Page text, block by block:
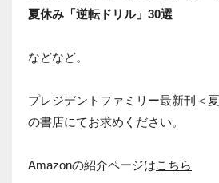
夏休み「逆転ドリル」30選
などなど。
プレジデントファミリー最新刊＜
の書店にてお求めください。
Amazonの紹介ページはこちら